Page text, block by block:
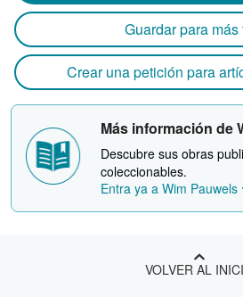
Guardar para más
Crear una petición para
Más información de
Descubre sus obras
coleccionables.
Entra ya a Wim Pauwels
VOLVER AL